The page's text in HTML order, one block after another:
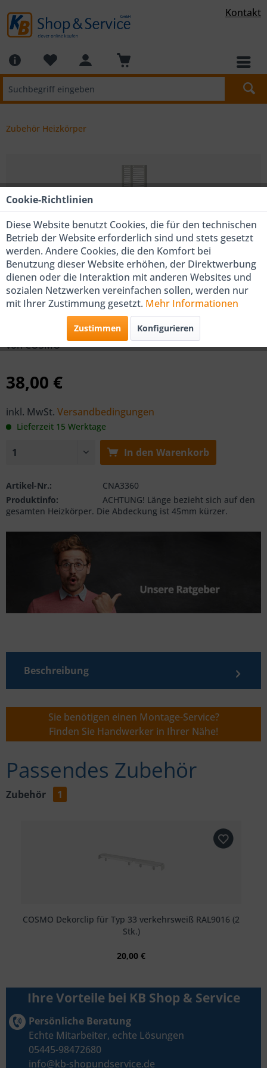
Kontakt
Zubehör Heizkörper
COSMO Abdeckung für Type 33,
600mm Länge
von COSMO
38,00 €
inkl. MwSt. Versandbedingungen
Lieferzeit 15 Werktage
In den Warenkorb
Artikel-Nr.:
CNA3360
Produktinfo:
ACHTUNG! Länge bezieht sich auf den
gesamten Heizkörper. Die Abdeckung ist 45mm kürzer.
Sie benötigen einen Montage-Service?
Finden Sie Handwerker in Ihrer Nähe!
Passendes Zubehör
Zubehör 1
COSMO Dekorclip für Typ 33 verkehrsweiß RAL9016 (2
Stk.)
20,00 €
Ihre Vorteile bei KB Shop & Service
Persönliche Beratung
Echte Mitarbeiter, echte Lösungen
05445-98472680
info@kb-shopundservice.de
Beschreibung
Cookie-Richtlinien
Diese Website benutzt Cookies, die für den technischen
Betrieb der Website erforderlich sind und stets gesetzt
werden. Andere Cookies, die den Komfort bei
Benutzung dieser Website erhöhen, der Direktwerbung
dienen oder die Interaktion mit anderen Websites und
sozialen Netzwerken vereinfachen sollen, werden nur
mit Ihrer Zustimmung gesetzt. Mehr Informationen
Zustimmen Konfigurieren